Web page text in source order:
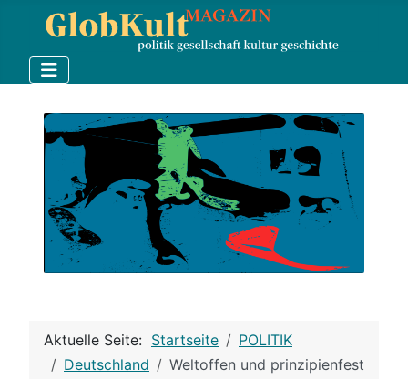
Aktuelle Seite: Startseite
POLITIK
Deutschland
Weltoffen und prinzipienfest